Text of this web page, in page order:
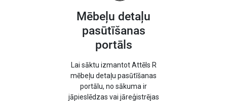
Mēbeļu detaļu
pasūtīšanas
portāls
Lai sāktu izmantot Attēls R
mēbeļu detaļu pasūtīšanas
portālu, no sākuma ir
jāpieslēdzas vai jāreģistrējas